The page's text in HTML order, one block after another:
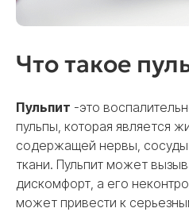
Что такое
Пульпит -это
пульпы, которая является
содержащей нервы,
ткани. Пульпит может
дискомфорт, а его
может привести к